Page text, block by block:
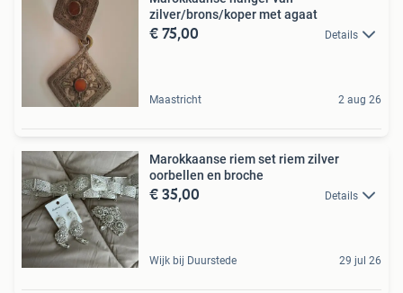
zilver/brons/koper met agaat
€ 75,00 Details
Maastricht 2 aug 26
Marokkaanse riem set riem zilver
oorbellen en broche
€ 35,00 Details
Wijk bij Duurstede 29 jul 26